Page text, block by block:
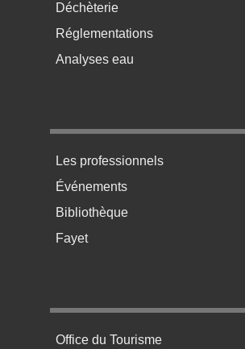
Déchèterie
Réglementations
Analyses eau
Menu pratique bas de page 3
Les professionnels
Événements
Bibliothèque
Fayet
Menu pratique bas de page 4
Office du Tourisme